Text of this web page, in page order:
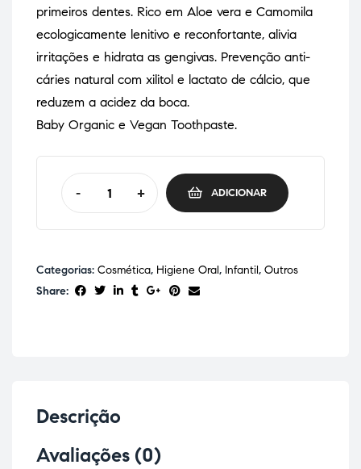
primeiros dentes. Rico em Aloe vera e Camomila
ecologicamente lenitivo e reconfortante, alivia
irritações e hidrata as gengivas. Prevenção anti-
cáries natural com xilitol e lactato de cálcio, que
reduzem a acidez da boca.
Baby Organic e Vegan Toothpaste.
- + ADICIONAR
Categorias: Cosmética, Higiene Oral, Infantil, Outros
Share:
Descrição
Avaliações (0)